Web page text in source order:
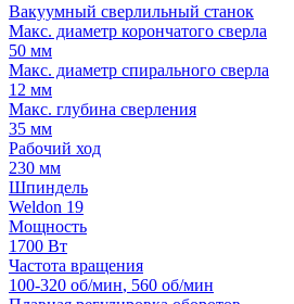
Вакуумный сверлильный станок
Макс. диаметр корончатого сверла
50 мм
Макс. диаметр спирального сверла
12 мм
Макс. глубина сверления
35 мм
Рабочий ход
230 мм
Шпиндель
Weldon 19
Мощность
1700 Вт
Частота вращения
100-320 об/мин, 560 об/мин